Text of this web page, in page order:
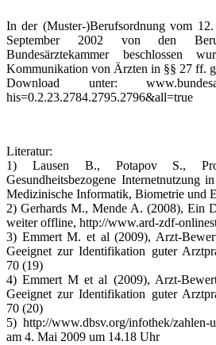
In der (Muster-)Berufsordnung vom
September 2002 von den
Bundesärztekammer beschlossen
Kommunikation von Ärzten in §§ 27 ff.
Download unter:
his=0.2.23.2784.2795.2796&all=true
Literatur:
1) Lausen B., Potapov S.,
Gesundheitsbezogene Internetnutzung
Medizinische Informatik, Biometrie und
2) Gerhards M., Mende A. (2008), Ein
weiter offline, http://www.ard-zdf-
3) Emmert M. et al (2009), Arzt-
Geeignet zur Identifikation guter
70 (19)
4) Emmert M et al (2009), Arzt-
Geeignet zur Identifikation guter
70 (20)
5) http://www.dbsv.org/infothek/
am 4. Mai 2009 um 14.18 Uhr